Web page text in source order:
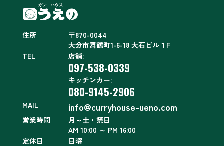
住所
〒870-0044
大分市舞鶴町1-6-18 大石ビル１F
TEL
店舗:
097-538-0339
キッチンカー:
080-9145-2906
MAIL info@curryhouse-ueno.com
営業時間
月～土・祭日
AM 10:00 ～ PM 16:00
定休日
日曜